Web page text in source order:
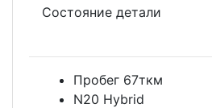
Состояние детали
Пробег 67ткм
N20 Hybrid